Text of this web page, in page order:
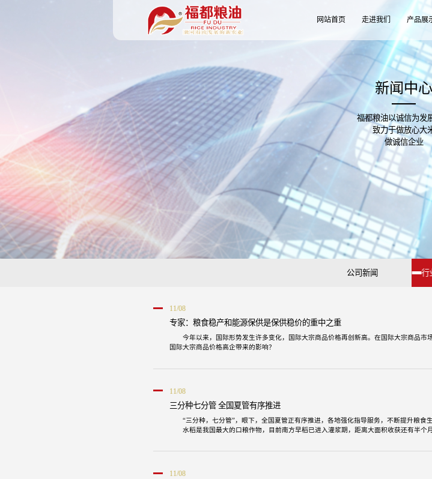
网站首页 走进我们 产品展
新闻中心
福都粮油以诚信为发
致力于做放心大
做诚信企业
公司新闻 行
11/08
专家：粮食稳产和能源保供是保供稳价的重中之重
今年以来，国际形势发生许多变化，国际大宗商品价格再创新高。在国际大宗商品
国际大宗商品价格高企带来的影响？
11/08
三分种七分管 全国夏管有序推进
“三分种，七分管”，眼下，全国夏管正有序推进，各地强化指导服务，不断提升粮食
水稻是我国最大的口粮作物，目前南方早稻已进入灌浆期，距离大面积收获还有半
11/08